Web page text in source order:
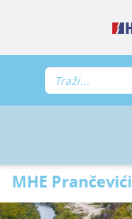
MHE Prančevići